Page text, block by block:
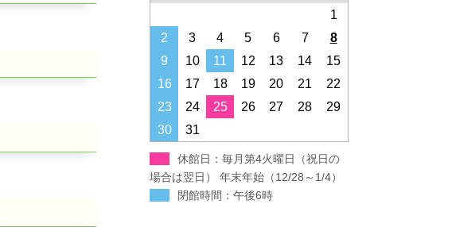
すすき野コミュニティハウス
みたけ台コミュニティハウス
青葉スポーツプラザ
フィリアホール
1
2
3 4 5 6 7
8
9
10 11 12 13 14
15
16
17 18 19 20 21
22
23
24 25 26 27 28
29
30
31
休館日：毎月第4火曜日（祝日の
場合は翌日） 年末年始（12/28～1/4）
閉館時間：午後6時